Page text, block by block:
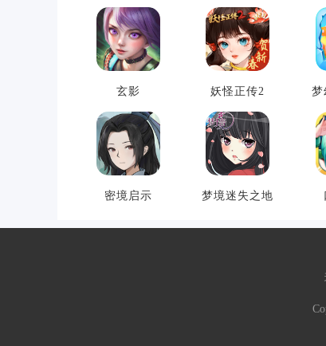
玄影 妖怪正传2
密境启示 梦境迷失之地
梦